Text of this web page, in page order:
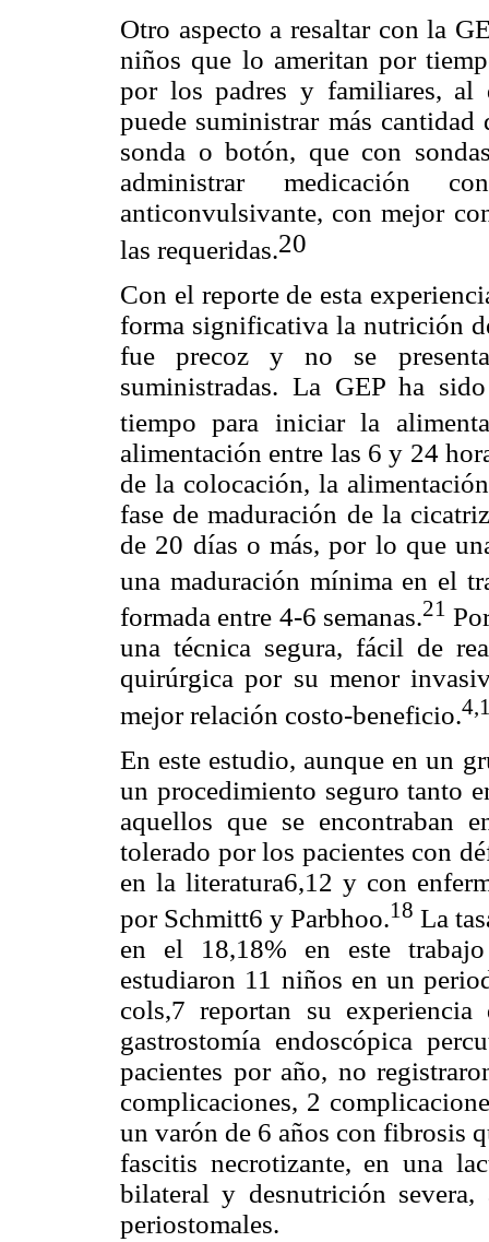
Otro aspecto a resaltar con la
niños que lo ameritan por
por los padres y familiares, al
puede suministrar más
sonda o botón, que con
administrar medicación
anticonvulsivante, con mejor
las requeridas.20
Con el reporte de esta
forma significativa la nutrición
fue precoz y no se
suministradas. La GEP ha
tiempo para iniciar la
alimentación entre las 6 y 24
de la colocación, la
fase de maduración de la
de 20 días o más, por lo que
una maduración mínima en el
formada entre 4-6 semanas.21
una técnica segura, fácil de
quirúrgica por su menor
mejor relación costo-beneficio.
En este estudio, aunque en un
un procedimiento seguro tanto
aquellos que se encontraban
tolerado por los pacientes con
en la literatura6,12 y con
por Schmitt6 y Parbhoo.18 La
en el 18,18% en este
estudiaron 11 niños en un
cols,7 reportan su
gastrostomía endoscópica
pacientes por año, no
complicaciones, 2
un varón de 6 años con fibrosis
fascitis necrotizante, en una
bilateral y desnutrición
periostomales.